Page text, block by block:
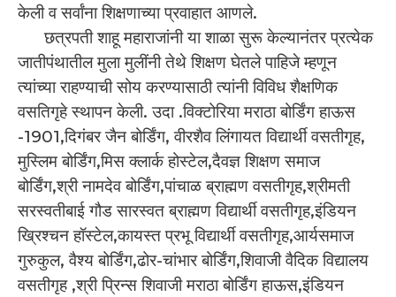
केली व सर्वांना शिक्षणाच्या प्रवाहात आणले.
छत्रपती शाहू महाराजांनी या शाळा सुरू केल्यानंतर प्रत्येक
जातीपंथातील मुला मुलींनी तेथे शिक्षण घेतले पाहिजे म्हणून
त्यांच्या राहण्याची सोय करण्यासाठी त्यांनी विविध शैक्षणिक
वसतिगृहे स्थापन केली. उदा .विक्टोरिया मराठा बोर्डिंग हाऊस
-1901,दिगंबर जैन बोर्डिंग, वीरशैव लिंगायत विद्यार्थी वसतीगृह,
मुस्लिम बोर्डिंग,मिस क्लार्क होस्टेल,दैवज्ञ शिक्षण समाज
बोर्डिंग,श्री नामदेव बोर्डिंग,पांचाळ ब्राह्मण वसतीगृह,श्रीमती
सरस्वतीबाई गौड सारस्वत ब्राह्मण विद्यार्थी वसतीगृह,इंडियन
ख्रिश्चन हॉस्टेल,कायस्त प्रभू विद्यार्थी वसतीगृह,आर्यसमाज
गुरुकुल, वैश्य बोर्डिंग,ढोर-चांभार बोर्डिंग,शिवाजी वैदिक विद्यालय
वसतीगृह ,श्री प्रिन्स शिवाजी मराठा बोर्डिंग हाऊस,इंडियन